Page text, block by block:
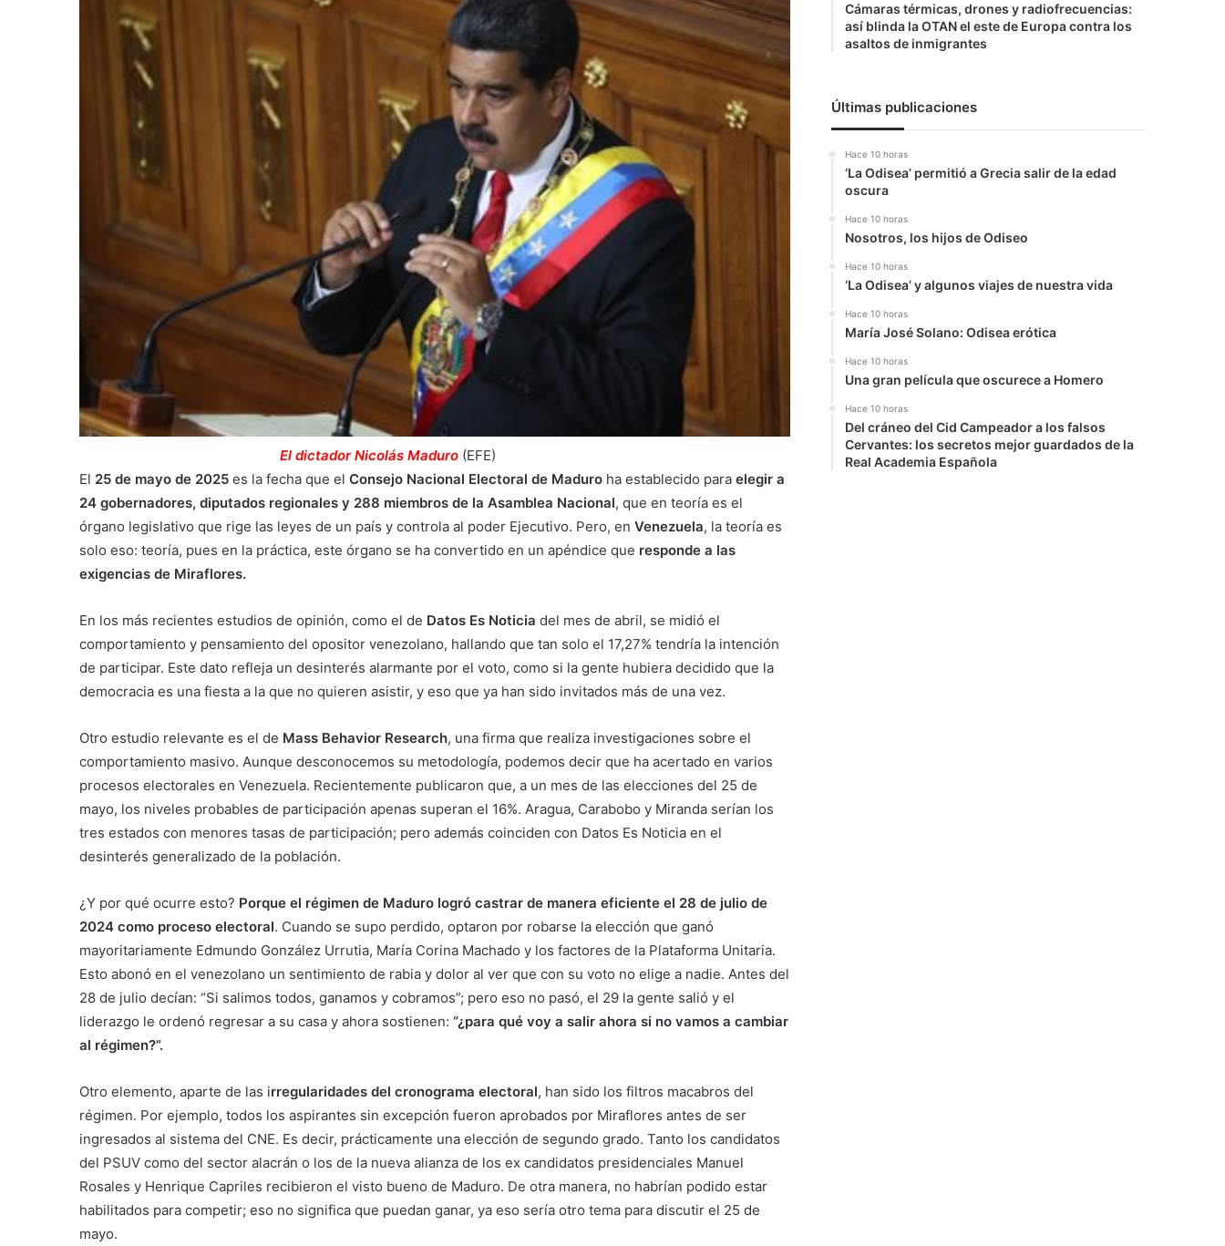
El dictador Nicolás Maduro (EFE)
El 25 de mayo de 2025 es la fecha que el Consejo Nacional Electoral de Maduro ha establecido para elegir a
24 gobernadores, diputados regionales y 288 miembros de la Asamblea Nacional, que en teoría es el
órgano legislativo que rige las leyes de un país y controla al poder Ejecutivo. Pero, en Venezuela, la teoría es
solo eso: teoría, pues en la práctica, este órgano se ha convertido en un apéndice que responde a las
exigencias de Miraflores.
En los más recientes estudios de opinión, como el de Datos Es Noticia del mes de abril, se midió el
comportamiento y pensamiento del opositor venezolano, hallando que tan solo el 17,27% tendría la intención
de participar. Este dato refleja un desinterés alarmante por el voto, como si la gente hubiera decidido que la
democracia es una fiesta a la que no quieren asistir, y eso que ya han sido invitados más de una vez.
Otro estudio relevante es el de Mass Behavior Research, una firma que realiza investigaciones sobre el
comportamiento masivo. Aunque desconocemos su metodología, podemos decir que ha acertado en varios
procesos electorales en Venezuela. Recientemente publicaron que, a un mes de las elecciones del 25 de
mayo, los niveles probables de participación apenas superan el 16%. Aragua, Carabobo y Miranda serían los
tres estados con menores tasas de participación; pero además coinciden con Datos Es Noticia en el
desinterés generalizado de la población.
¿Y por qué ocurre esto? Porque el régimen de Maduro logró castrar de manera eficiente el 28 de julio de
2024 como proceso electoral. Cuando se supo perdido, optaron por robarse la elección que ganó
mayoritariamente Edmundo González Urrutia, María Corina Machado y los factores de la Plataforma Unitaria.
Esto abonó en el venezolano un sentimiento de rabia y dolor al ver que con su voto no elige a nadie. Antes del
28 de julio decían: “Si salimos todos, ganamos y cobramos”; pero eso no pasó, el 29 la gente salió y el
liderazgo le ordenó regresar a su casa y ahora sostienen: “¿para qué voy a salir ahora si no vamos a cambiar
al régimen?”.
Otro elemento, aparte de las irregularidades del cronograma electoral, han sido los filtros macabros del
régimen. Por ejemplo, todos los aspirantes sin excepción fueron aprobados por Miraflores antes de ser
ingresados al sistema del CNE. Es decir, prácticamente una elección de segundo grado. Tanto los candidatos
del PSUV como del sector alacrán o los de la nueva alianza de los ex candidatos presidenciales Manuel
Rosales y Henrique Capriles recibieron el visto bueno de Maduro. De otra manera, no habrían podido estar
habilitados para competir; eso no significa que puedan ganar, ya eso sería otro tema para discutir el 25 de
mayo.
Cámaras térmicas, drones y radiofrecuencias:
así blinda la OTAN el este de Europa contra los
asaltos de inmigrantes
Últimas publicaciones
Hace 10 horas
‘La Odisea’ permitió a Grecia salir de la edad
oscura
Hace 10 horas
Nosotros, los hijos de Odiseo
Hace 10 horas
‘La Odisea’ y algunos viajes de nuestra vida
Hace 10 horas
María José Solano: Odisea erótica
Hace 10 horas
Una gran película que oscurece a Homero
Hace 10 horas
Del cráneo del Cid Campeador a los falsos
Cervantes: los secretos mejor guardados de la
Real Academia Española